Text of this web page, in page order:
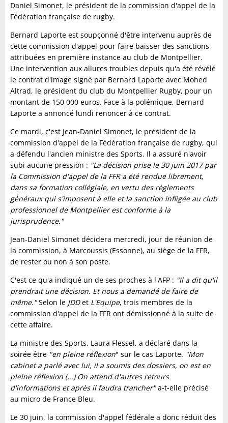
Daniel Simonet, le président de la commission d'appel de la
Fédération française de rugby.
Bernard Laporte est soupçonné d'être intervenu auprès de
cette commission d'appel pour faire baisser des sanctions
attribuées en première instance au club de Montpellier.
Une intervention aux allures troubles depuis qu'a été révélé
le contrat d'image signé par Bernard Laporte avec Mohed
Altrad, le président du club du Montpellier Rugby, pour un
montant de 150 000 euros. Face à la polémique, Bernard
Laporte a annoncé lundi renoncer à ce contrat.
Ce mardi, c'est Jean-Daniel Simonet, le président de la
commission d'appel de la Fédération française de rugby, qui
a défendu l'ancien ministre des Sports. Il a assuré n'avoir
subi aucune pression : "La décision prise le 30 juin 2017 par
la Commission d'appel de la FFR a été rendue librement,
dans sa formation collégiale, en vertu des règlements
généraux qui s'imposent à elle et la sanction infligée au club
professionnel de Montpellier est conforme à la
jurisprudence."
Jean-Daniel Simonet décidera mercredi, jour de réunion de
la commission, à Marcoussis (Essonne), au siège de la FFR,
de rester ou non à son poste.
C'est ce qu'a indiqué un de ses proches à l'AFP : "Il a dit qu'il
prendrait une décision. Et nous a demandé de faire de
même."Selon le JDDet L'Equipe, trois membres de la
commission d'appel de la FFR ont démissionné à la suite de
cette affaire.
La ministre des Sports, Laura Flessel, a déclaré dans la
soirée être "en pleine réflexion" sur le cas Laporte. "Mon
cabinet a parlé avec lui, il a soumis des dossiers, on est en
pleine réflexion (...) On attend d'autres retours
d'informations et après il faudra trancher"a-t-elle précisé
au micro de France Bleu.
Le 30 juin, la commission d'appel fédérale a donc réduit des